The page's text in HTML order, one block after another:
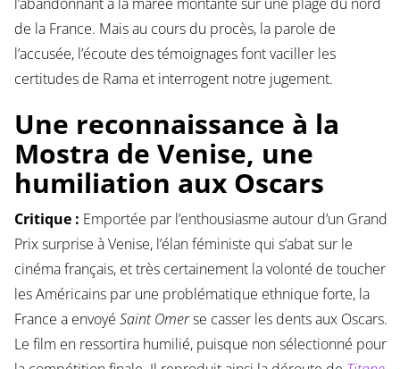
de la France. Mais au cours du procès, la parole de
l’accusée, l’écoute des témoignages font vaciller les
certitudes de Rama et interrogent notre jugement.
Une reconnaissance à la
Mostra de Venise, une
humiliation aux Oscars
Critique : Emportée par l’enthousiasme autour d’un Grand
Prix surprise à Venise, l’élan féministe qui s’abat sur le
cinéma français, et très certainement la volonté de toucher
les Américains par une problématique ethnique forte, la
France a envoyé Saint Omerse casser les dents aux Oscars.
Le film en ressortira humilié, puisque non sélectionné pour